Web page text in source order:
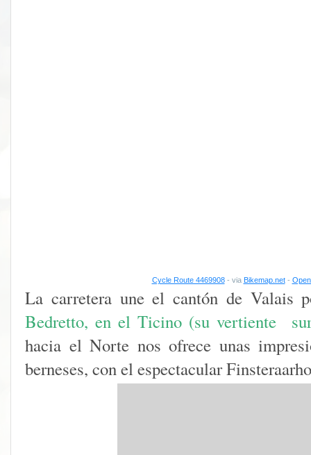
Cycle Route 4469908- via Bikemap.net-
La carretera une el cantón de Valais
Bedretto, en el Ticino (su vertiente
hacia el Norte nos ofrece unas
berneses, con el espectacular